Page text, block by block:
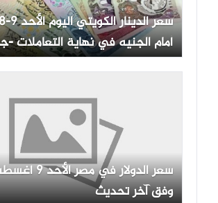
أمام الجنيه في نهاية التعاملات -
وفق آخر تحديث